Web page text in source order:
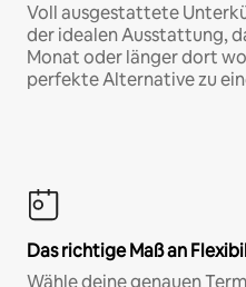
Voll ausgestattete
der idealen Ausstattung,
Monat oder länger dort
perfekte Alternative zu
Das richtige Maß an
Wähle deine genauen